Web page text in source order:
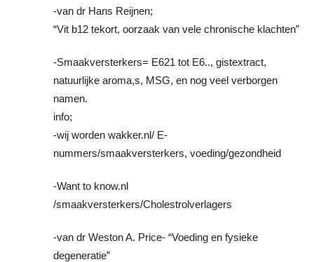
-van dr Hans Reijnen;
“Vit b12 tekort, oorzaak van vele chronische klachten”
-Smaakversterkers= E621 tot E6.., gistextract,
natuurlijke aroma,s, MSG, en nog veel verborgen
namen.
info;
-wij worden wakker.nl/ E-
nummers/smaakversterkers, voeding/gezondheid
-Want to know.nl
/smaakversterkers/Cholestrolverlagers
-van dr Weston A. Price- “Voeding en fysieke
degeneratie”